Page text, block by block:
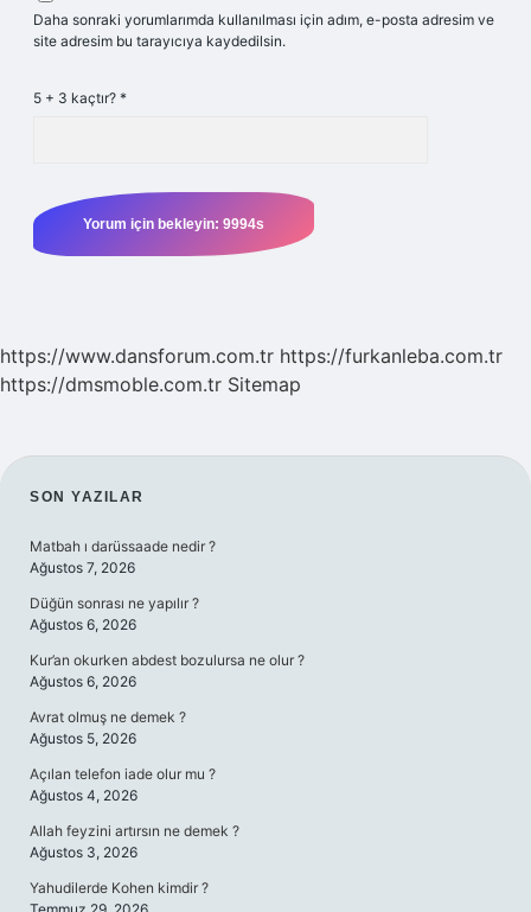
Daha sonraki yorumlarımda kullanılması için adım, e-posta adresim ve
site adresim bu tarayıcıya kaydedilsin.
5 + 3 kaçtır? *
https://www.dansforum.com.tr https://furkanleba.com.tr
https://dmsmoble.com.tr Sitemap
SIDEBAR
SON YAZILAR
Matbah ı darüssaade nedir ?
Ağustos 7, 2026
Düğün sonrası ne yapılır ?
Ağustos 6, 2026
Kur’an okurken abdest bozulursa ne olur ?
Ağustos 6, 2026
Avrat olmuş ne demek ?
Ağustos 5, 2026
Açılan telefon iade olur mu ?
Ağustos 4, 2026
Allah feyzini artırsın ne demek ?
Ağustos 3, 2026
Yahudilerde Kohen kimdir ?